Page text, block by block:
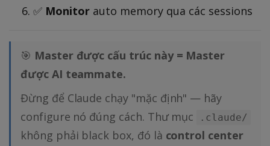
✅ Monitor auto memory qua các sessions
🎯 Master được cấu trúc này = Master
được AI teammate.
Đừng để Claude chạy "mặc định" — hãy
configure nó đúng cách. Thư mục
.claude/
không phải black box, đó là control center